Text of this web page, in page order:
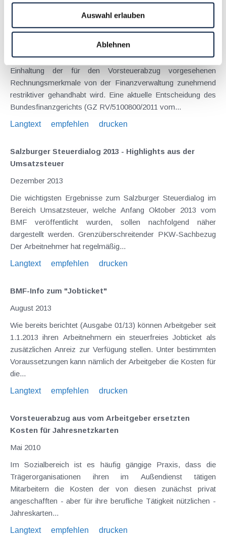
Auswahl erlauben
Ablehnen
Die Praxis bei Umsatzsteuerüberprüfungen zeigt, dass die
Einhaltung der für den Vorsteuerabzug vorgesehenen
Rechnungsmerkmale von der Finanzverwaltung zunehmend
restriktiver gehandhabt wird. Eine aktuelle Entscheidung des
Bundesfinanzgerichts (GZ RV/5100800/2011 vom...
Langtext
empfehlen drucken
Salzburger Steuerdialog 2013 - Highlights aus der
Umsatzsteuer
Dezember 2013
Die wichtigsten Ergebnisse zum Salzburger Steuerdialog im
Bereich Umsatzsteuer, welche Anfang Oktober 2013 vom
BMF veröffentlicht wurden, sollen nachfolgend näher
dargestellt werden. Grenzüberschreitender PKW-Sachbezug
Der Arbeitnehmer hat regelmäßig...
Langtext
empfehlen drucken
BMF-Info zum "Jobticket"
August 2013
Wie bereits berichtet (Ausgabe 01/13) können Arbeitgeber seit
1.1.2013 ihren Arbeitnehmern ein steuerfreies Jobticket als
zusätzlichen Anreiz zur Verfügung stellen. Unter bestimmten
Voraussetzungen kann nämlich der Arbeitgeber die Kosten für
die...
Langtext
empfehlen drucken
Vorsteuerabzug aus vom Arbeitgeber ersetzten
Kosten für Jahresnetzkarten
Mai 2010
Im Sozialbereich ist es häufig gängige Praxis, dass die
Trägerorganisationen ihren im Außendienst tätigen
Mitarbeitern die Kosten der von diesen zunächst privat
angeschafften - aber für ihre berufliche Tätigkeit nützlichen -
Jahreskarten...
Langtext
empfehlen drucken